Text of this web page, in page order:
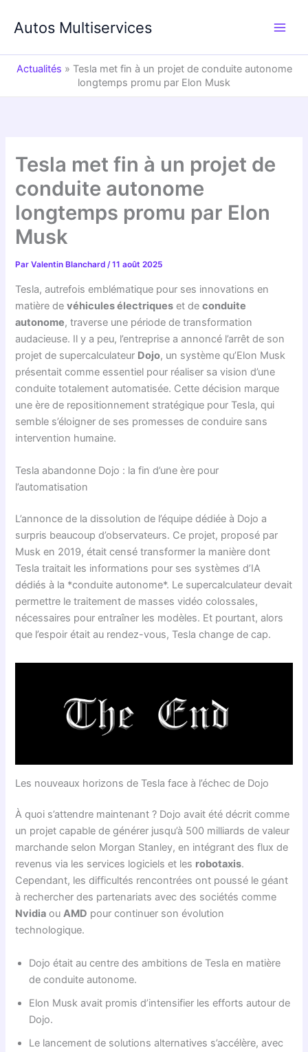
Autos Multiservices
Actualités » Tesla met fin à un projet de conduite autonome
longtemps promu par Elon Musk
Tesla met fin à un projet de
conduite autonome
longtemps promu par Elon
Musk
ParValentin Blanchard/11 août 2025
Tesla, autrefois emblématique pour ses innovations en
matière devéhicules électriques et deconduite
autonome, traverse une période de transformation
audacieuse. Il y a peu, l’entreprise a annoncé l’arrêt de son
projet de supercalculateur Dojo, un système qu’Elon Musk
présentait comme essentiel pour réaliser sa vision d’une
conduite totalement automatisée. Cette décision marque
une ère de repositionnement stratégique pour Tesla, qui
semble s’éloigner de ses promesses de conduire sans
intervention humaine.
Tesla abandonne Dojo : la fin d’une ère pour
l’automatisation
L’annonce de la dissolution de l’équipe dédiée à Dojo a
surpris beaucoup d’observateurs. Ce projet, proposé par
Musk en 2019, était censé transformer la manière dont
Tesla traitait les informations pour ses systèmes d’IA
dédiés à la *conduite autonome*. Le supercalculateur devait
permettre le traitement de masses vidéo colossales,
nécessaires pour entraîner les modèles. Et pourtant, alors
que l’espoir était au rendez-vous, Tesla change de cap.
Les nouveaux horizons de Tesla face à l’échec de Dojo
À quoi s’attendre maintenant ? Dojo avait été décrit comme
un projet capable de générer jusqu’à 500 milliards de valeur
marchande selon Morgan Stanley, en intégrant des flux de
revenus via les services logiciels et les robotaxis.
Cependant, les difficultés rencontrées ont poussé le géant
à rechercher des partenariats avec des sociétés comme
Nvidia ouAMD pour continuer son évolution
technologique.
Dojo était au centre des ambitions de Tesla en matière
de conduite autonome.
Elon Musk avait promis d’intensifier les efforts autour de
Dojo.
Le lancement de solutions alternatives s’accélère, avec